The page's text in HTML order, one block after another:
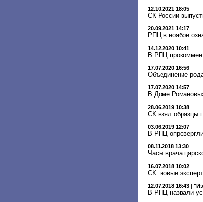
12.10.2021 18:05
СК России
20.09.2021 14:17
РПЦ в ноябре
14.12.2020 10:41
В РПЦ
17.07.2020 16:56
Объединение
17.07.2020 14:57
В Доме
28.06.2019 10:38
СК взял образцы
03.06.2019 12:07
В РПЦ
08.11.2018 13:30
Часы врача
16.07.2018 10:02
СК: новые
12.07.2018 16:43 |
В РПЦ назвали